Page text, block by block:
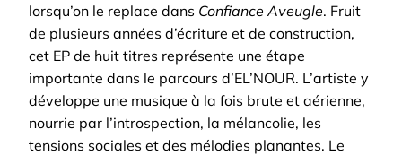
lorsqu’on le replace dans Confiance Aveugle. Fruit
de plusieurs années d’écriture et de construction,
cet EP de huit titres représente une étape
importante dans le parcours d’EL’NOUR. L’artiste y
développe une musique à la fois brute et aérienne,
nourrie par l’introspection, la mélancolie, les
tensions sociales et des mélodies planantes. Le